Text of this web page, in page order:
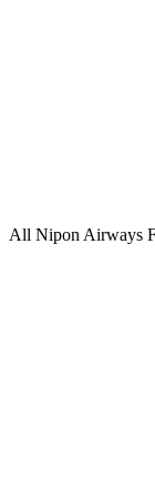
All Nipon Airways